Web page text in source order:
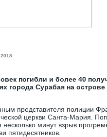
погибли и более 40
города Сурабая на
представителя полиции
церкви Санта-Мария.
несколько минут взрыв
пятидесятников.